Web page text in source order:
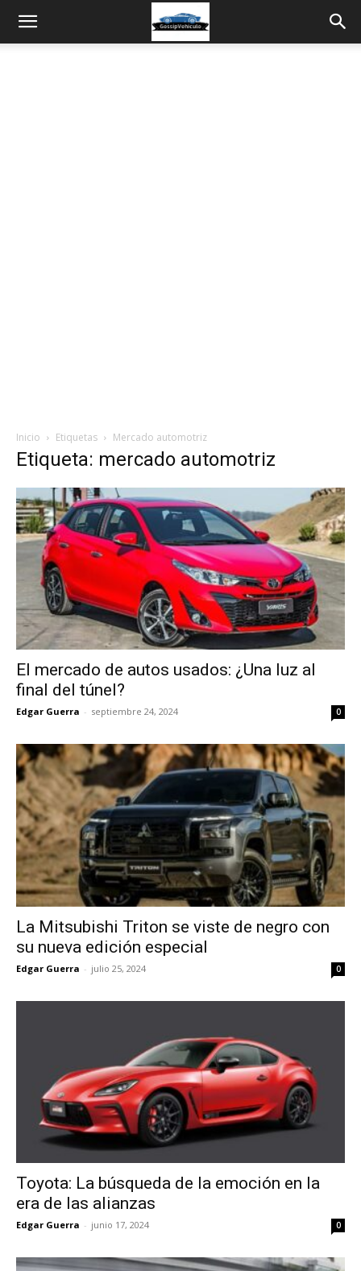
Inicio Etiquetas Mercado automotriz
Etiqueta: mercado automotriz
El mercado de autos usados: ¿Una luz al
final del túnel?
Edgar Guerra - septiembre 24, 2024 0
La Mitsubishi Triton se viste de negro con
su nueva edición especial
Edgar Guerra - julio 25, 2024 0
Toyota: La búsqueda de la emoción en la
era de las alianzas
Edgar Guerra - junio 17, 2024 0